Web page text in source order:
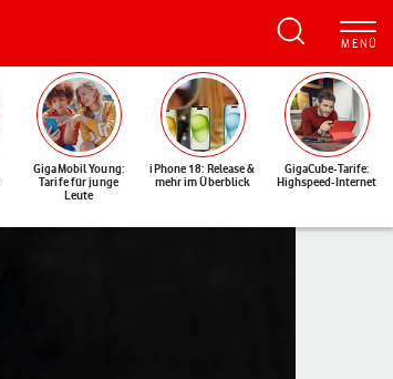
GigaMobil Young:
Tarife für junge
Leute
iPhone 18: Release &
mehr im Überblick
GigaCube-Tarife:
Highspeed-Internet